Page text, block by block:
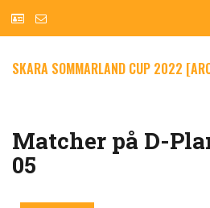
SKARA SOMMARLAND CUP 2022
Matcher på D-
05